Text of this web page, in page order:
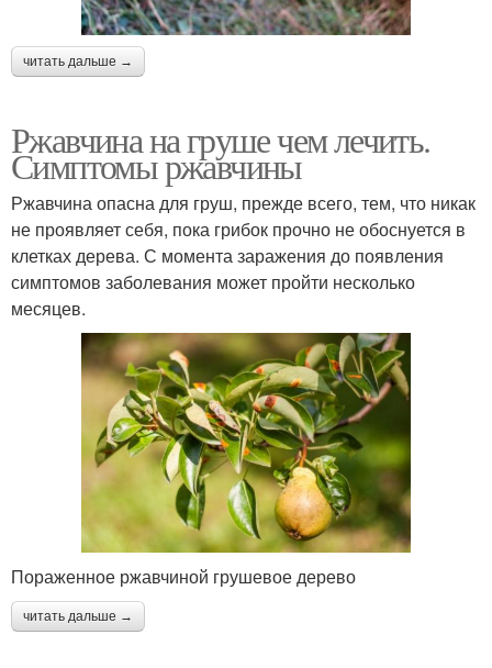
читать дальше →
Ржавчина на груше чем лечить.
Симптомы ржавчины
Ржавчина опасна для груш, прежде всего, тем, что никак
не проявляет себя, пока грибок прочно не обоснуется в
клетках дерева. С момента заражения до появления
симптомов заболевания может пройти несколько
месяцев.
Пораженное ржавчиной грушевое дерево
читать дальше →